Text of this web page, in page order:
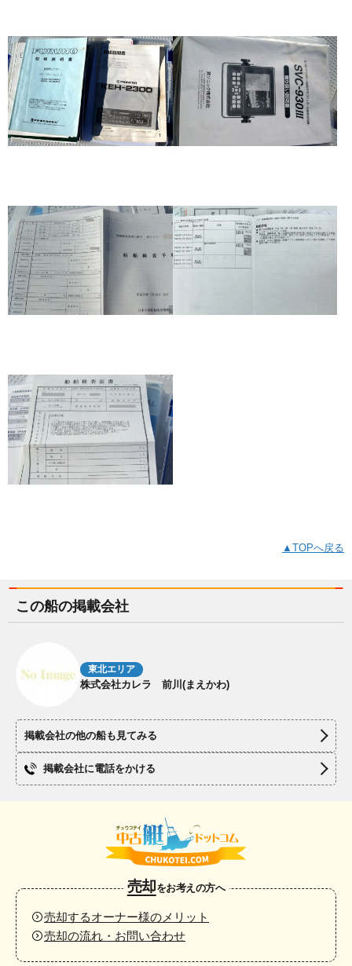
▲TOPへ戻る
この船の掲載会社
東北エリア
株式会社カレラ 前川(まえかわ)
掲載会社の他の船も見てみる
掲載会社に電話をかける
売却をお考えの方へ
売却するオーナー様のメリット
売却の流れ・お問い合わせ